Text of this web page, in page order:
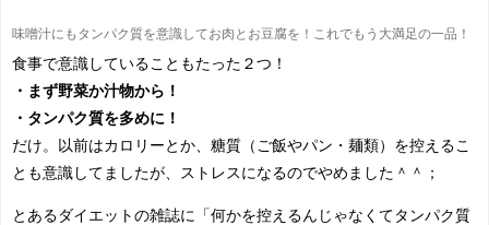
味噌汁にもタンパク質を意識してお肉とお豆腐を！これでもう大満足の一品！
食事で意識していることもたった２つ！
・まず野菜か汁物から！
・タンパク質を多めに！
だけ。以前はカロリーとか、糖質（ご飯やパン・麺類）を控えるこ
とも意識してましたが、ストレスになるのでやめました＾＾；
とあるダイエットの雑誌に「何かを控えるんじゃなくてタンパク質